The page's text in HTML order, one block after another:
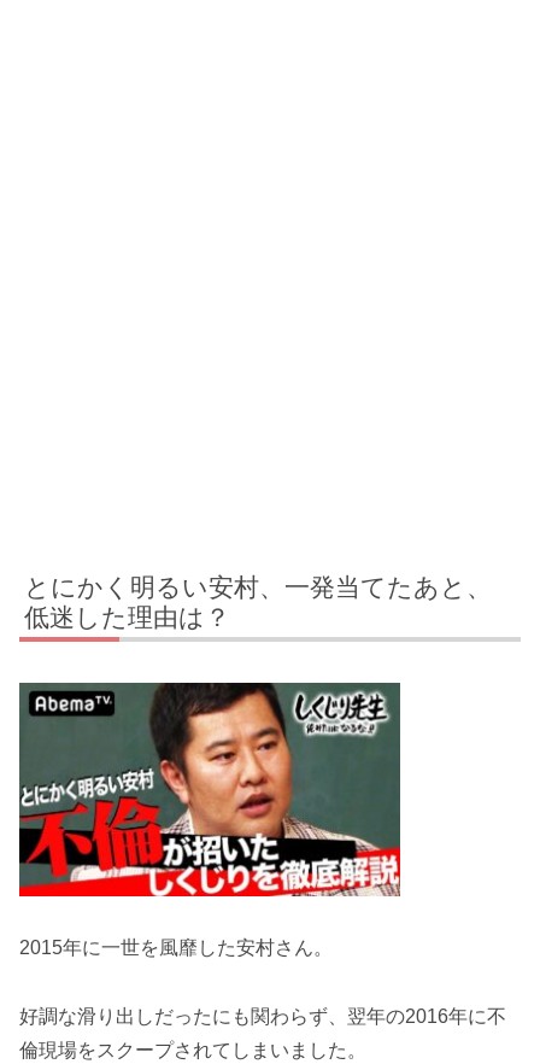
とにかく明るい安村、一発当てたあと、
低迷した理由は？
2015年に一世を風靡した安村さん。
好調な滑り出しだったにも関わらず、翌年の2016年に不
倫現場をスクープされてしまいました。